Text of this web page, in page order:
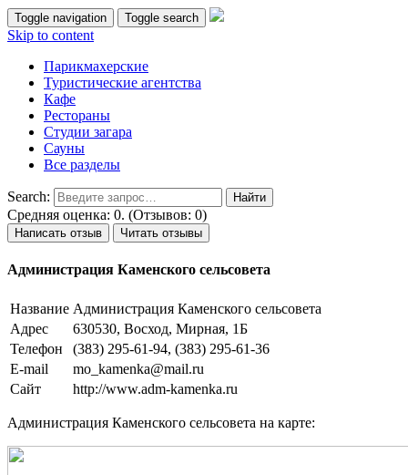
Toggle navigation Toggle search
Skip to content
Парикмахерские
Туристические агентства
Кафе
Рестораны
Студии загара
Сауны
Все разделы
Search:
Средняя оценка: 0. (Отзывов: 0)
Написать отзыв Читать отзывы
Администрация Каменского сельсовета
Название Администрация Каменского сельсовета
Адрес
630530, Восход, Мирная, 1Б
Телефон
(383) 295-61-94, (383) 295-61-36
E-mail
mo_kamenka@mail.ru
Сайт
http://www.adm-kamenka.ru
Администрация Каменского сельсовета на карте: